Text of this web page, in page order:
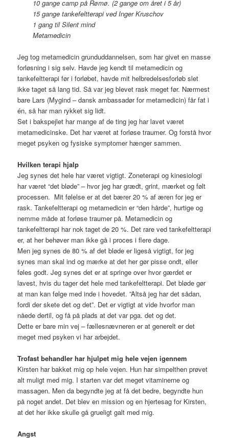
10 gange camp på Rømø. (2 gange om året i 5 år)
15 gange tankefeltterapi ved Inger Kruschov
1 gang til Silent mind
Metamedicin
Jeg tog metamedicin grunduddannelsen, som har givet en masse
forløsning i sig selv. Havde jeg kendt til metamedicin og
tankefeltterapi før i forløbet, havde mit helbredelsesforløb slet
ikke taget så lang tid. Så var jeg blevet rask meget før. Nærmest
bare Lars (Mygind – dansk ambassadør for metamedicin) får fat i
én, så har man rykket sig lidt.
Set i bakspejlet har mange af de ting jeg har lavet været
metamedicinske. Det har været at forløse traumer. Og forstå hvor
meget psyken og fysiske symptomer hænger sammen.
Hvilken terapi hjalp
Jeg synes det hele har været vigtigt. Zoneterapi og kinesiologi
har været “det bløde” – hvor jeg har grædt, grint, mærket og følt
processen. Mit følelse er at det bærer 20 % af æren for jeg er
rask. Tankefeltterapi og metamedicin er “den hårde”, hurtige og
nemme måde at forløse traumer på. Metamedicin og
tankefeltterapi har nok taget de 20 %. Det rare ved tankefeltterapi
er, at her behøver man ikke gå i proces i flere dage.
Men jeg synes de 80 % af det bløde er ligeså vigtigt, for jeg
synes man skal ind og mærke at det her gør pisse ondt, eller
føles godt. Jeg synes det er at springe over hvor gærdet er
lavest, hvis du tager det hele med tankefeltterapi. Det bløde gør
at man kan følge med inde i hovedet. ”Altså jeg har det sådan,
fordi der skete det og det”. Det er vigtigt at vide hvorfor man
nåede dertil, og få på plads at det var pga. det og det.
Dette er bare min vej – fællesnævneren er at generelt er det
meget med psyken vi har arbejdet.
Trofast behandler har hjulpet mig hele vejen igennem
Kirsten har bakket mig op hele vejen. Hun har simpelthen prøvet
alt muligt med mig. I starten var det meget vitaminerne og
massagen. Men da begyndte jeg at få det bedre, begyndte hun
på noget andet. Det blev en mission og en hjertesag for Kirsten,
at det her ikke skulle gå grueligt galt med mig.
Angst